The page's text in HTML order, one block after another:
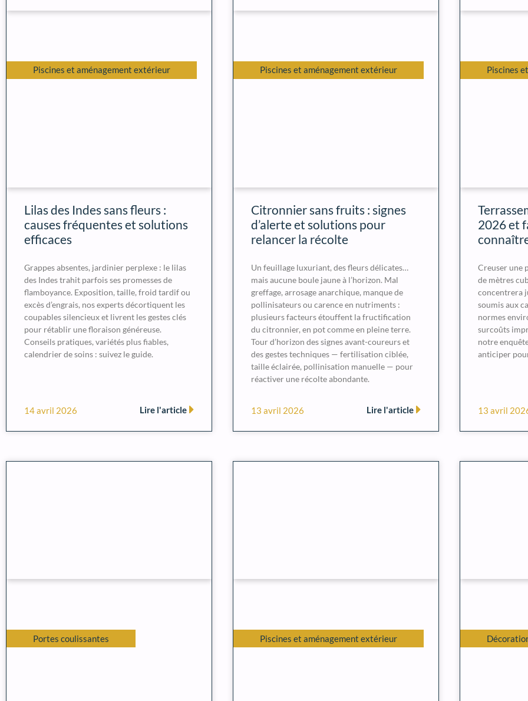
Piscines et aménagement extérieur
Lilas des Indes sans fleurs :
causes fréquentes et solutions
efficaces
Grappes absentes, jardinier perplexe : le lilas
des Indes trahit parfois ses promesses de
flamboyance. Exposition, taille, froid tardif ou
excès d’engrais, nos experts décortiquent les
coupables silencieux et livrent les gestes clés
pour rétablir une floraison généreuse.
Conseils pratiques, variétés plus fiables,
calendrier de soins : suivez le guide.
Lire l'article
14 avril 2026
Piscines et aménagement extérieur
Citronnier sans fruits : signes
d’alerte et solutions pour
relancer la récolte
Un feuillage luxuriant, des fleurs délicates…
mais aucune boule jaune à l’horizon. Mal
greffage, arrosage anarchique, manque de
pollinisateurs ou carence en nutriments :
plusieurs facteurs étouffent la fructification
du citronnier, en pot comme en pleine terre.
Tour d’horizon des signes avant-coureurs et
des gestes techniques — fertilisation ciblée,
taille éclairée, pollinisation manuelle — pour
réactiver une récolte abondante.
Lire l'article
13 avril 2026
Piscines
2026 et
Creuser une
de mètres
concentrera
soumis aux
normes
surcoûts
notre
anticiper
13 avril
Portes coulissantes Piscines et aménagement extérieur